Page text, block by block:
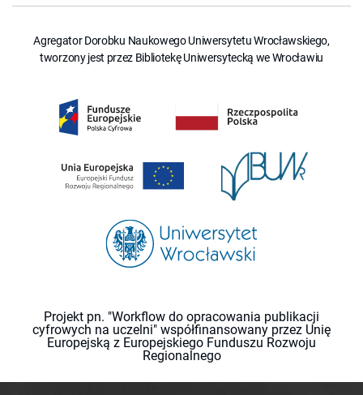
Agregator Dorobku Naukowego Uniwersytetu Wrocławskiego,
tworzony jest przez Bibliotekę Uniwersytecką we Wrocławiu
Projekt pn. "Workflow do opracowania publikacji
cyfrowych na uczelni" współfinansowany przez Unię
Europejską z Europejskiego Funduszu Rozwoju
Regionalnego